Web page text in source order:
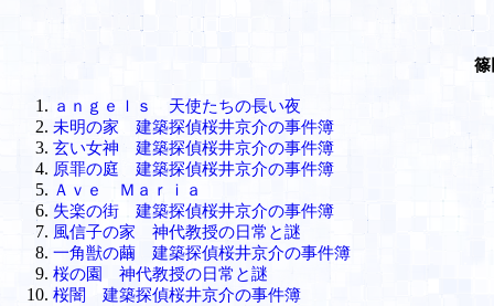
篠
ａｎｇｅｌｓ 天使たちの長い夜
未明の家 建築探偵桜井京介の事件簿
玄い女神 建築探偵桜井京介の事件簿
原罪の庭 建築探偵桜井京介の事件簿
Ａｖｅ Ｍａｒｉａ
失楽の街 建築探偵桜井京介の事件簿
風信子の家 神代教授の日常と謎
一角獣の繭 建築探偵桜井京介の事件簿
桜の園 神代教授の日常と謎
桜闇 建築探偵桜井京介の事件簿